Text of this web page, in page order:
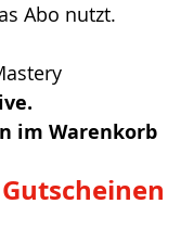
Abo nutzt.
im Warenkorb